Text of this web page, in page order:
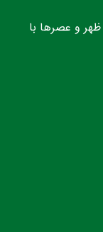
ساعت کاری: ساعت اداری از ۸ صبح تا ۱۴ ظهر و عصرها با